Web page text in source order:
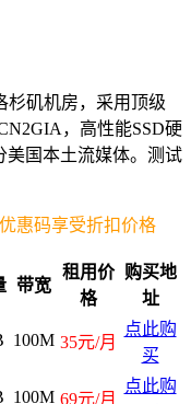
杉矶机房，采用顶级
，高性能SSD硬
美国本土流媒体。测试
惠码享受折扣价格
带宽
租用价
格
购买地
址
100M 35元/月
点此购
买
100M 69元/月
点此购